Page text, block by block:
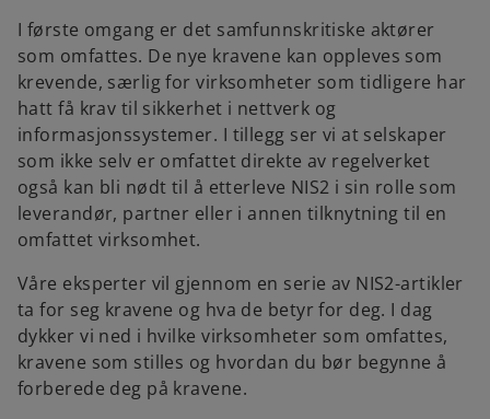
I første omgang er det samfunnskritiske aktører
som omfattes. De nye kravene kan oppleves som
krevende, særlig for virksomheter som tidligere har
hatt få krav til sikkerhet i nettverk og
informasjonssystemer. I tillegg ser vi at selskaper
som ikke selv er omfattet direkte av regelverket
også kan bli nødt til å etterleve NIS2 i sin rolle som
leverandør, partner eller i annen tilknytning til en
omfattet virksomhet.
Våre eksperter vil gjennom en serie av NIS2-artikler
ta for seg kravene og hva de betyr for deg. I dag
dykker vi ned i hvilke virksomheter som omfattes,
kravene som stilles og hvordan du bør begynne å
forberede deg på kravene.